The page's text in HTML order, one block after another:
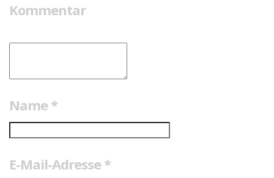
Kommentar
Name *
E-Mail-Adresse *